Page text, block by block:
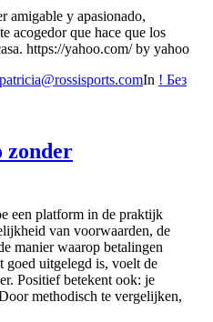
amigable y apasionado,
acogedor que hace que los
https://yahoo.com/ by yahoo
patricia@rossisports.comIn ! Без
zonder
een platform in de praktijk
van voorwaarden, de
manier waarop betalingen
goed uitgelegd is, voelt de
Positief betekent ook: je
methodisch te vergelijken,